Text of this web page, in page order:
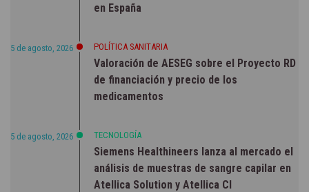
en España
5 de agosto, 2026 POLÍTICA SANITARIA
Valoración de AESEG sobre el Proyecto RD
de financiación y precio de los
medicamentos
5 de agosto, 2026 TECNOLOGÍA
Siemens Healthineers lanza al mercado el
análisis de muestras de sangre capilar en
Atellica Solution y Atellica CI